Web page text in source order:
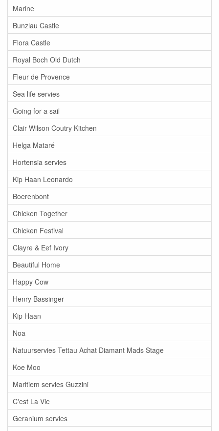
Marine
Bunzlau Castle
Flora Castle
Royal Boch Old Dutch
Fleur de Provence
Sea life servies
Going for a sail
Clair Wilson Coutry Kitchen
Helga Mataré
Hortensia servies
Kip Haan Leonardo
Boerenbont
Chicken Together
Chicken Festival
Clayre & Eef Ivory
Beautiful Home
Happy Cow
Henry Bassinger
Kip Haan
Noa
Natuurservies Tettau Achat Diamant Mads Stage
Koe Moo
Maritiem servies Guzzini
C'est La Vie
Geranium servies